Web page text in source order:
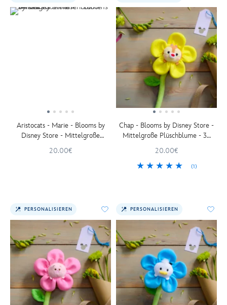
Aristocats - Marie - Blooms by
Disney Store - Mittelgroße
20.00€
Chap - Blooms by Disney Store -
Mittelgroße Plüschblume - 34
20.00€
(1)
PERSONALISIEREN PERSONALISIEREN